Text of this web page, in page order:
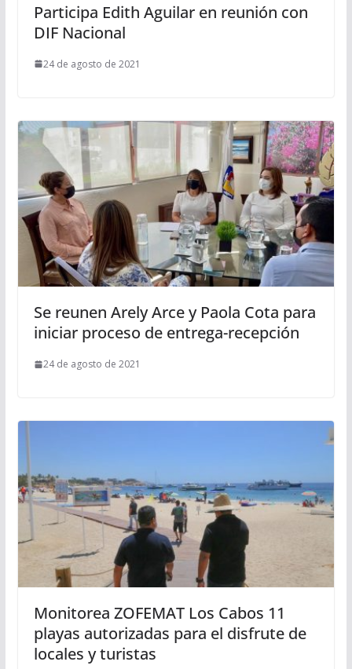
Participa Edith Aguilar en reunión con
DIF Nacional
24 de agosto de 2021
Se reunen Arely Arce y Paola Cota para
iniciar proceso de entrega-recepción
24 de agosto de 2021
Monitorea ZOFEMAT Los Cabos 11
playas autorizadas para el disfrute de
locales y turistas